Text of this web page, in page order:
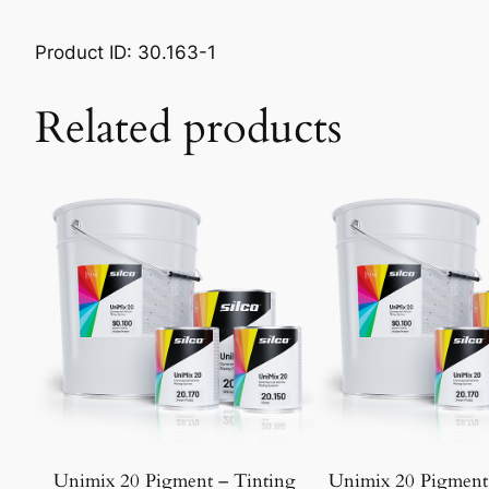
Product ID: 30.163-1
Related products
Unimix 20 Pigment – Tinting
Unimix 20